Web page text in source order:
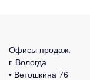
Офисы продаж:
г. Вологда
• Ветошкина 76